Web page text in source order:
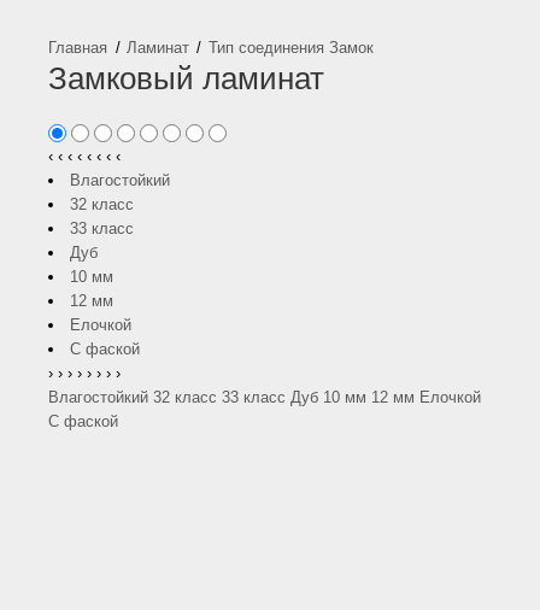
Ламинат Тип соединения Замок
Замковый ламинат
‹ ‹ ‹ ‹ ‹ ‹ ‹ ‹
Влагостойкий
32 класс
33 класс
Дуб
10 мм
12 мм
Елочкой
С фаской
› › › › › › › ›
Влагостойкий 32 класс 33 класс Дуб 10 мм 12 мм Елочкой
С фаской